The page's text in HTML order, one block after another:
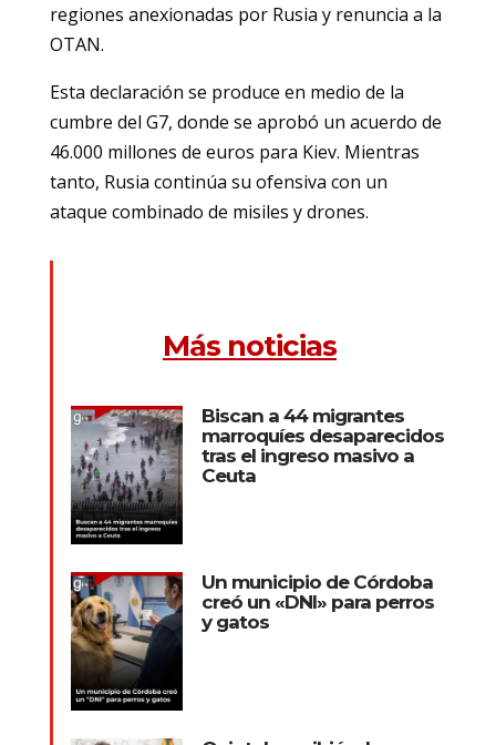
regiones anexionadas por Rusia y renuncia a la
OTAN.
Esta declaración se produce en medio de la
cumbre del G7, donde se aprobó un acuerdo de
46.000 millones de euros para Kiev. Mientras
tanto, Rusia continúa su ofensiva con un
ataque combinado de misiles y drones.
Más noticias
Biscan a 44 migrantes
marroquíes desaparecidos
tras el ingreso masivo a
Ceuta
Un municipio de Córdoba
creó un «DNI» para perros
y gatos